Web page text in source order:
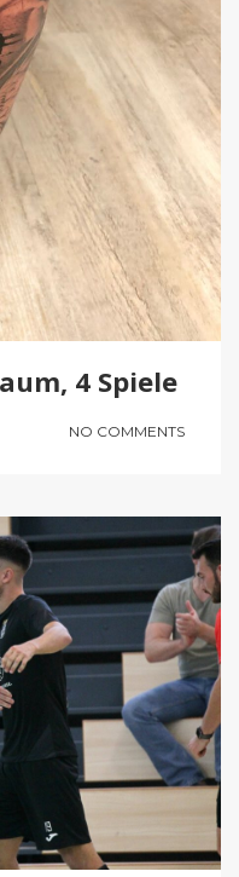
4 Spiele
NO COMMENTS